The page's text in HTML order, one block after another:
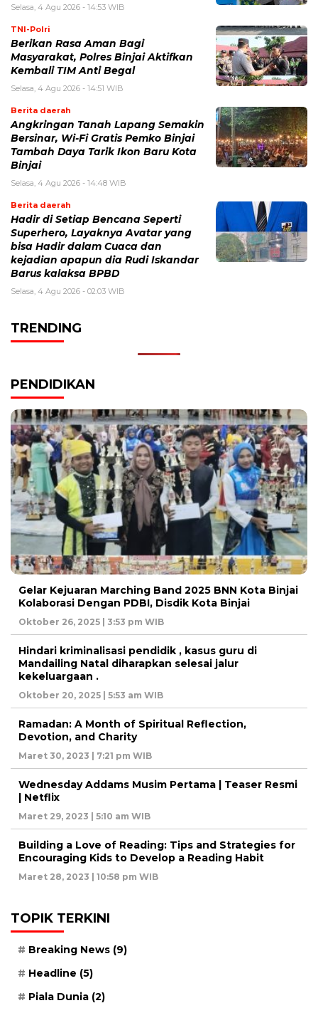
Selasa, 4 Agu 2026 - 14:53 WIB
TNI-Polri
Berikan Rasa Aman Bagi
Masyarakat, Polres Binjai Aktifkan
Kembali TIM Anti Begal
Selasa, 4 Agu 2026 - 14:51 WIB
Berita daerah
Angkringan Tanah Lapang Semakin
Bersinar, Wi-Fi Gratis Pemko Binjai
Tambah Daya Tarik Ikon Baru Kota
Binjai
Selasa, 4 Agu 2026 - 14:48 WIB
Berita daerah
Hadir di Setiap Bencana Seperti
Superhero, Layaknya Avatar yang
bisa Hadir dalam Cuaca dan
kejadian apapun dia Rudi Iskandar
Barus kalaksa BPBD
Selasa, 4 Agu 2026 - 02:03 WIB
TRENDING
PENDIDIKAN
Gelar Kejuaran Marching Band 2025 BNN Kota Binjai
Kolaborasi Dengan PDBI, Disdik Kota Binjai
Oktober 26, 2025 | 3:53 pm WIB
Hindari kriminalisasi pendidik , kasus guru di
Mandailing Natal diharapkan selesai jalur
kekeluargaan .
Oktober 20, 2025 | 5:53 am WIB
Ramadan: A Month of Spiritual Reflection,
Devotion, and Charity
Maret 30, 2023 | 7:21 pm WIB
Wednesday Addams Musim Pertama | Teaser Resmi
| Netflix
Maret 29, 2023 | 5:10 am WIB
Building a Love of Reading: Tips and Strategies for
Encouraging Kids to Develop a Reading Habit
Maret 28, 2023 | 10:58 pm WIB
TOPIK TERKINI
Breaking News (9)
Headline (5)
Piala Dunia (2)